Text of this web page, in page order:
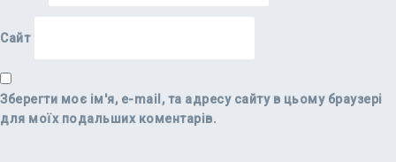
Сайт
Зберегти моє ім'я, e-mail, та адресу сайту в цьому браузері
для моїх подальших коментарів.